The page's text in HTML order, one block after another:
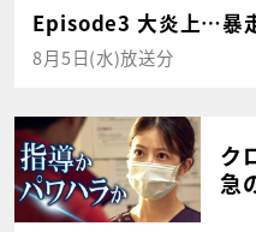
Episode3 大炎上…暴
8月5日(水)放送分
ク
急